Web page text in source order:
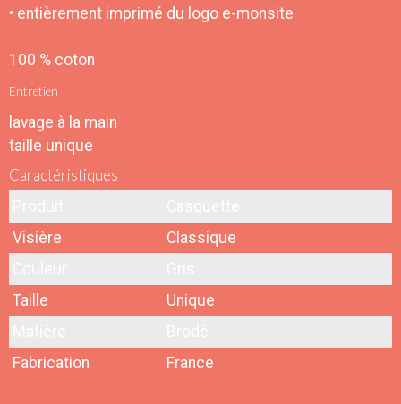
• entièrement imprimé du logo e-monsite
100 % coton
Entretien
lavage à la main
taille unique
Caractéristiques
Visière
Classique
Taille
Unique
Fabrication
France